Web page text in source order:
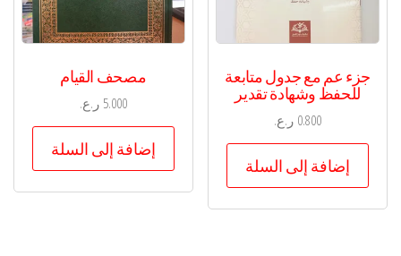
جزء عم مع جدول متابعة
للحفظ وشهادة تقدير
0.800 ر.ع.
إضافة إلى السلة
مصحف القيام
5.000 ر.ع.
إضافة إلى السلة